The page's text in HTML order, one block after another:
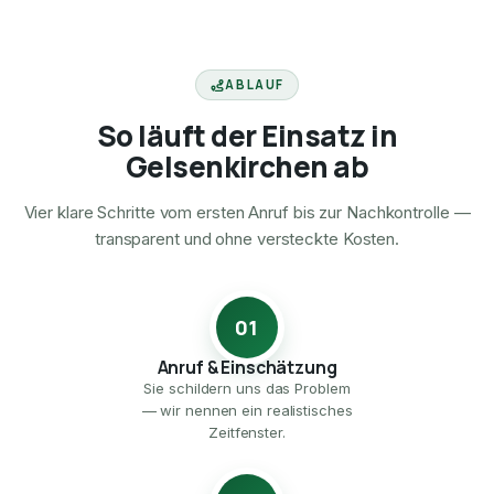
ABLAUF
So läuft der Einsatz in
Gelsenkirchen ab
Vier klare Schritte vom ersten Anruf bis zur Nachkontrolle —
transparent und ohne versteckte Kosten.
01
Anruf & Einschätzung
Sie schildern uns das Problem
— wir nennen ein realistisches
Zeitfenster.